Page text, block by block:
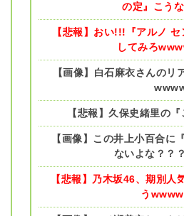
の定』こう
【悲報】おい!!!『アルノ
してみろ
【画像】白石麻衣さんのリ
【悲報】久保史緒里の
【画像】この井上小百合に
ないよな？？
【悲報】乃木坂46、期別人
う